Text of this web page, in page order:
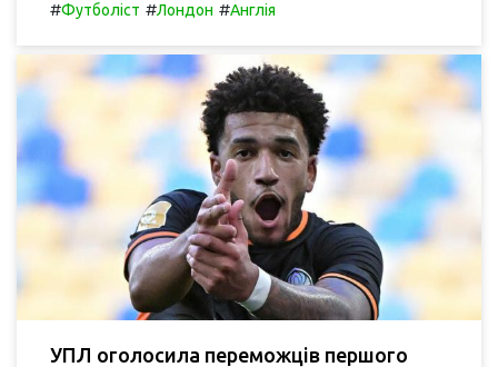
#Футболіст #Лондон #Англія
УПЛ оголосила переможців першого